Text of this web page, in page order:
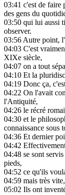
03:41 c'est de faire
des gens du
03:50 qui lui aussi
observer.
03:56Autre point,
04:03 C'est
XIXe siècle,
04:07 on a tout
04:10 Et la
04:19 Donc ça,
04:22 On l'avait
l'Antiquité,
04:26 le récré
04:30 et le
connaissance sous
04:36 Et dernier
04:42
04:48 se sont
pieds,
04:52 ce qu'ils
04:59 mais très
05:02 Ils ont